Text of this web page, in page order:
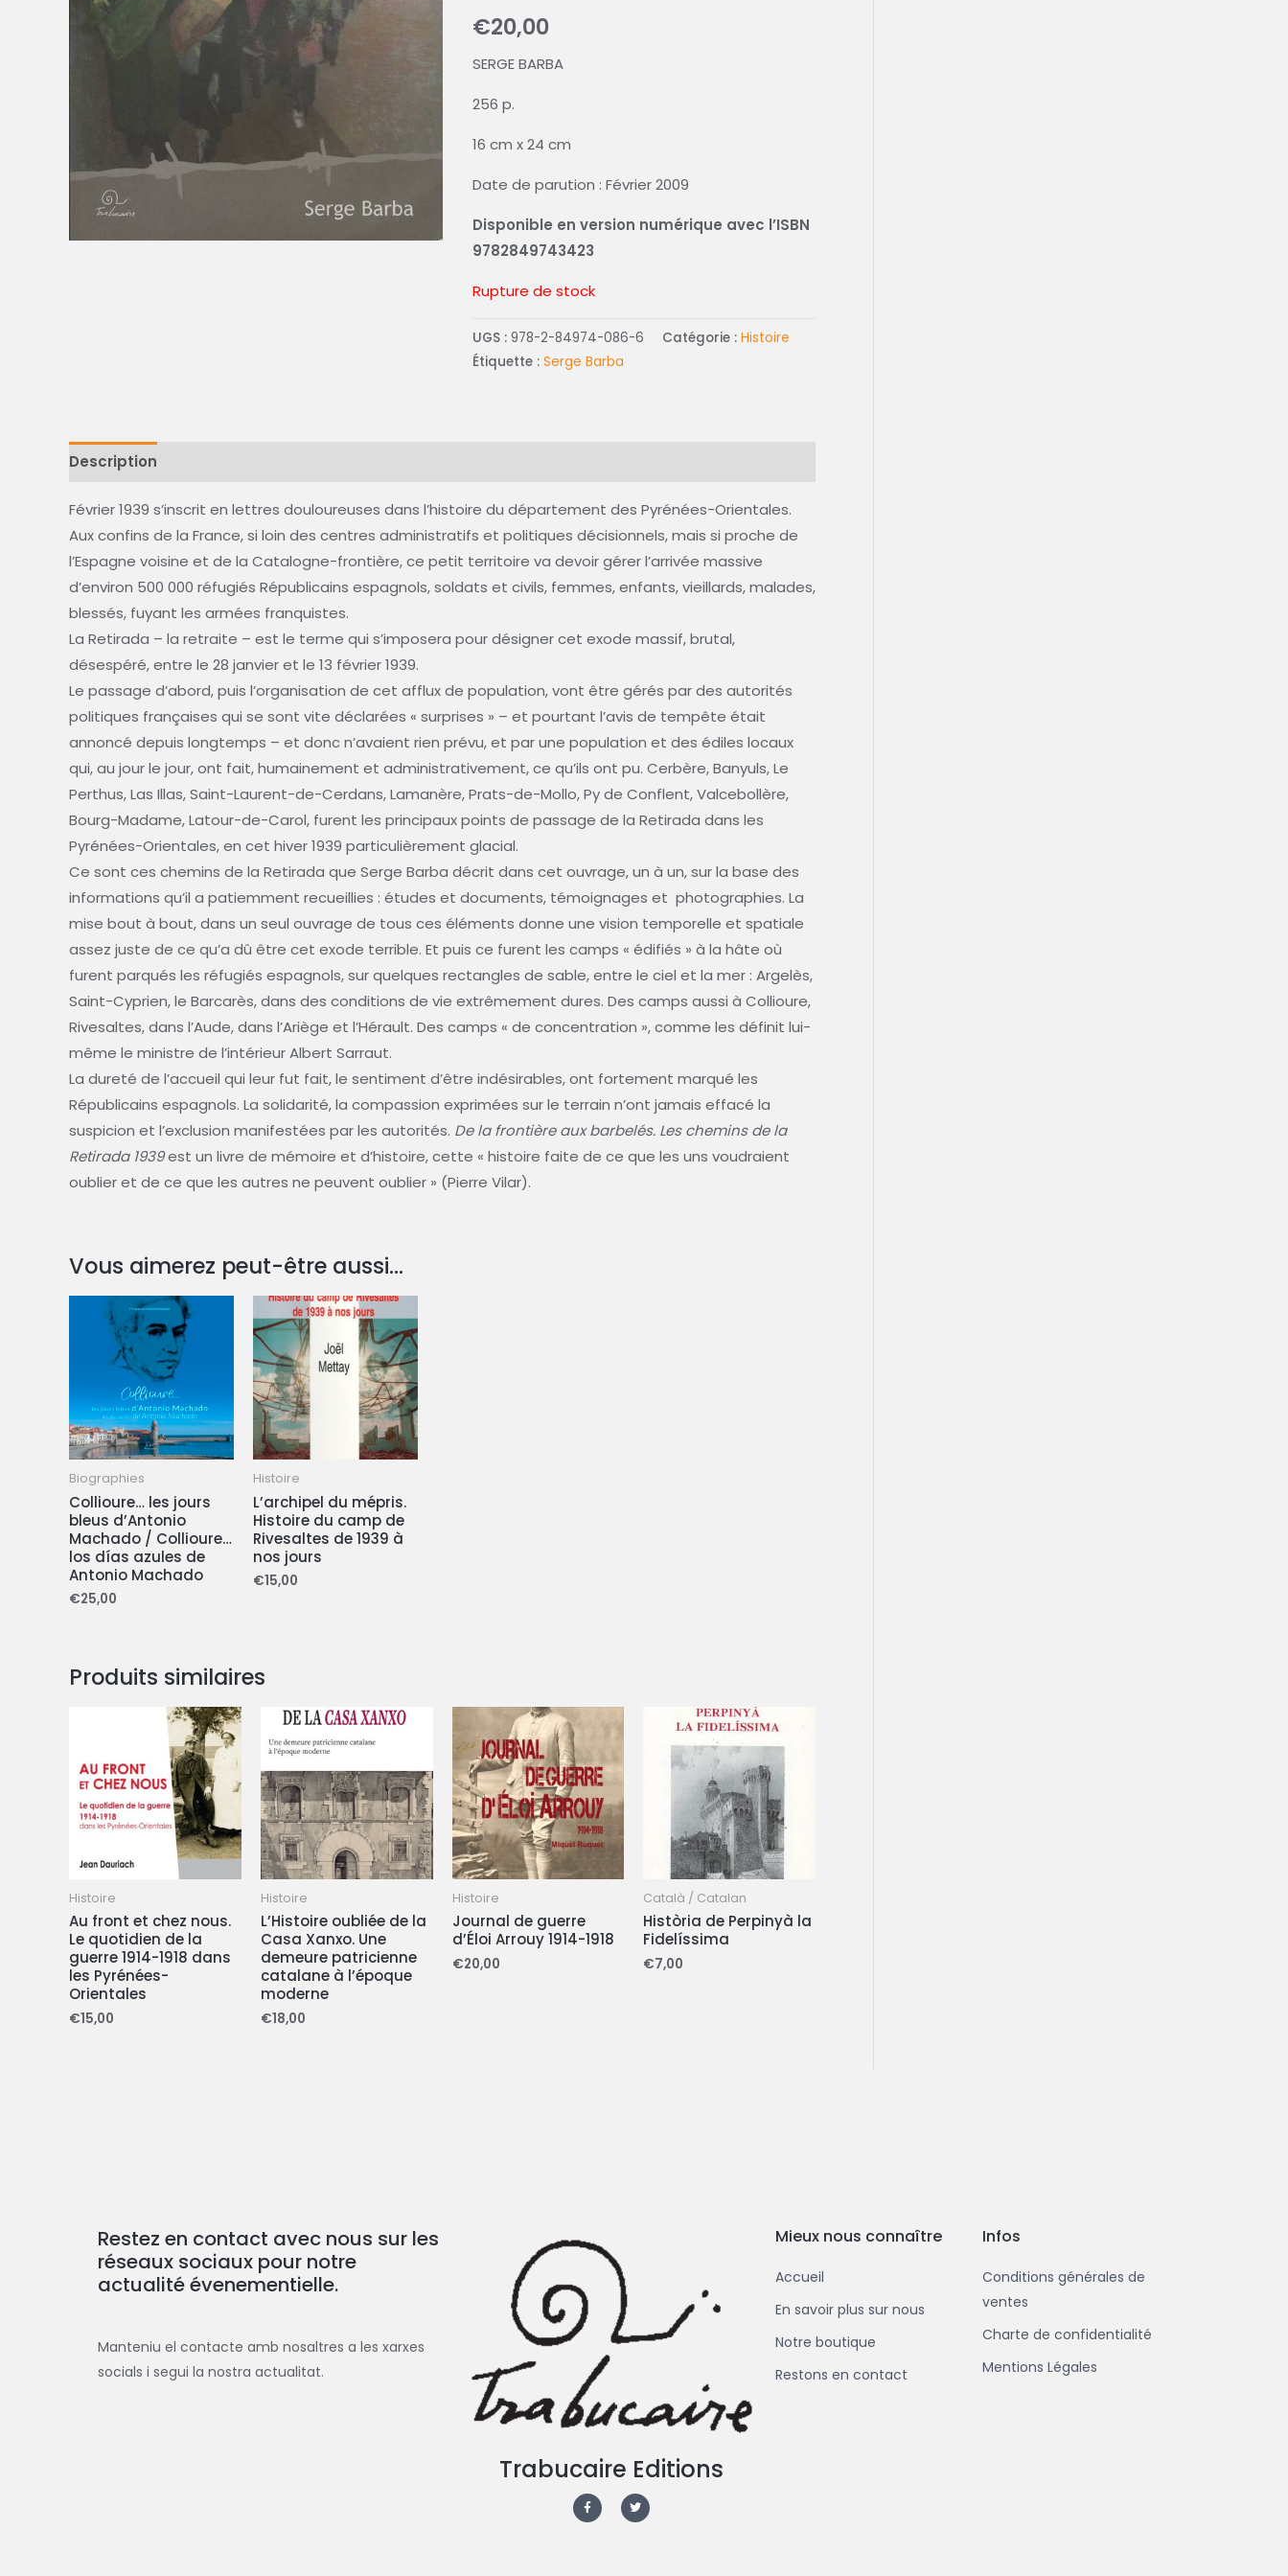
€20,00
SERGE BARBA
256 p.
16 cm x 24 cm
Date de parution : Février 2009
Disponible en version numérique avec l’ISBN
9782849743423
Rupture de stock
UGS : 978-2-84974-086-6 Catégorie : Histoire
Étiquette : Serge Barba
Description
Février 1939 s’inscrit en lettres douloureuses dans l’histoire du département des Pyrénées-Orientales.
Aux confins de la France, si loin des centres administratifs et politiques décisionnels, mais si proche de
l’Espagne voisine et de la Catalogne-frontière, ce petit territoire va devoir gérer l’arrivée massive
d’environ 500 000 réfugiés Républicains espagnols, soldats et civils, femmes, enfants, vieillards, malades,
blessés, fuyant les armées franquistes.
La Retirada – la retraite – est le terme qui s’imposera pour désigner cet exode massif, brutal,
désespéré, entre le 28 janvier et le 13 février 1939.
Le passage d’abord, puis l’organisation de cet afflux de population, vont être gérés par des autorités
politiques françaises qui se sont vite déclarées « surprises » – et pourtant l’avis de tempête était
annoncé depuis longtemps – et donc n’avaient rien prévu, et par une population et des édiles locaux
qui, au jour le jour, ont fait, humainement et administrativement, ce qu’ils ont pu. Cerbère, Banyuls, Le
Perthus, Las Illas, Saint-Laurent-de-Cerdans, Lamanère, Prats-de-Mollo, Py de Conflent, Valcebollère,
Bourg-Madame, Latour-de-Carol, furent les principaux points de passage de la Retirada dans les
Pyrénées-Orientales, en cet hiver 1939 particulièrement glacial.
Ce sont ces chemins de la Retirada que Serge Barba décrit dans cet ouvrage, un à un, sur la base des
informations qu’il a patiemment recueillies : études et documents, témoignages et photographies. La
mise bout à bout, dans un seul ouvrage de tous ces éléments donne une vision temporelle et spatiale
assez juste de ce qu’a dû être cet exode terrible. Et puis ce furent les camps « édifiés » à la hâte où
furent parqués les réfugiés espagnols, sur quelques rectangles de sable, entre le ciel et la mer : Argelès,
Saint-Cyprien, le Barcarès, dans des conditions de vie extrêmement dures. Des camps aussi à Collioure,
Rivesaltes, dans l’Aude, dans l’Ariège et l’Hérault. Des camps « de concentration », comme les définit lui-
même le ministre de l’intérieur Albert Sarraut.
La dureté de l’accueil qui leur fut fait, le sentiment d’être indésirables, ont fortement marqué les
Républicains espagnols. La solidarité, la compassion exprimées sur le terrain n’ont jamais effacé la
suspicion et l’exclusion manifestées par les autorités. De la frontière aux barbelés. Les chemins de la
Retirada 1939est un livre de mémoire et d’histoire, cette « histoire faite de ce que les uns voudraient
oublier et de ce que les autres ne peuvent oublier » (Pierre Vilar).
Vous aimerez peut-être aussi…
Biographies
Collioure… les jours
bleus d’Antonio
Machado / Collioure…
los días azules de
Antonio Machado
€25,00
Histoire
L’archipel du mépris.
Histoire du camp de
Rivesaltes de 1939 à
nos jours
€15,00
Produits similaires
Histoire
Au front et chez nous.
Le quotidien de la
guerre 1914-1918 dans
les Pyrénées-
Orientales
€15,00
Histoire
L’Histoire oubliée de la
Casa Xanxo. Une
demeure patricienne
catalane à l’époque
moderne
€18,00
Histoire
Journal de guerre
d’Éloi Arrouy 1914-1918
€20,00
Català / Catalan
Història de Perpinyà la
Fidelíssima
€7,00
Restez en contact avec nous sur les
réseaux sociaux pour notre
actualité évenementielle.
Manteniu el contacte amb nosaltres a les xarxes
socials i segui la nostra actualitat.
Trabucaire Editions
F
a
c
T
w
i
Mieux nous connaître
Accueil
En savoir plus sur nous
Notre boutique
Restons en contact
Infos
Conditions générales de
ventes
Charte de confidentialité
Mentions Légales